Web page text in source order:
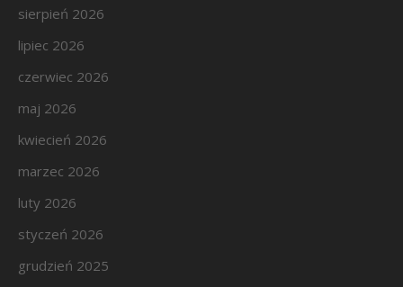
sierpień 2026
lipiec 2026
czerwiec 2026
maj 2026
kwiecień 2026
marzec 2026
luty 2026
styczeń 2026
grudzień 2025